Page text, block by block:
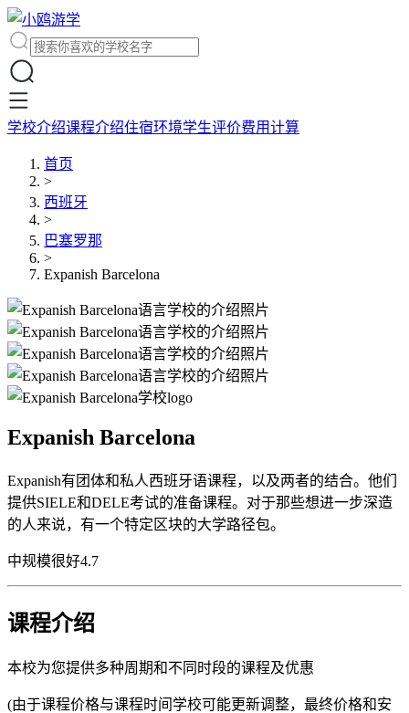
学校介绍课程介绍住宿环境学生评价费用计算
首页
>
西班牙
>
巴塞罗那
>
Expanish Barcelona
Expanish Barcelona
Expanish有团体和私人西班牙语课程，以及两者的结合。他们
提供SIELE和DELE考试的准备课程。对于那些想进一步深造
的人来说，有一个特定区块的大学路径包。
中规模很好4.7
课程介绍
本校为您提供多种周期和不同时段的课程及优惠
(由于课程价格与课程时间学校可能更新调整，最终价格和安